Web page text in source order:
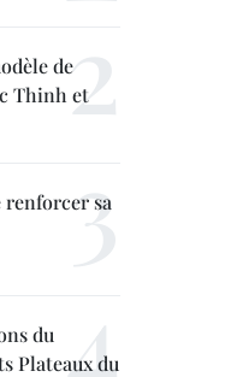
de
Thinh et
sa
du
Plateaux du